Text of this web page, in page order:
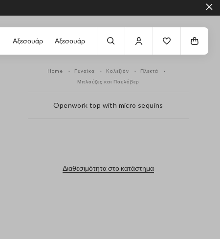
Αξεσουάρ Αξεσουάρ
Home Γυναίκα Κολεξιόν
Πλεκτά
Μπλούζες και Πουλόβερ
Openwork top with micro sequins
Διαθεσιμότητα στο κατάστημα